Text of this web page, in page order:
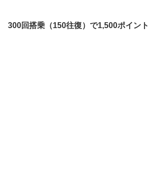
300回搭乗（150往復）で1,500ポイント